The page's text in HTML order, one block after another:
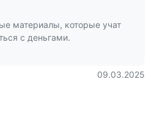
материалы, которые учат
с деньгами.
09.03.2025